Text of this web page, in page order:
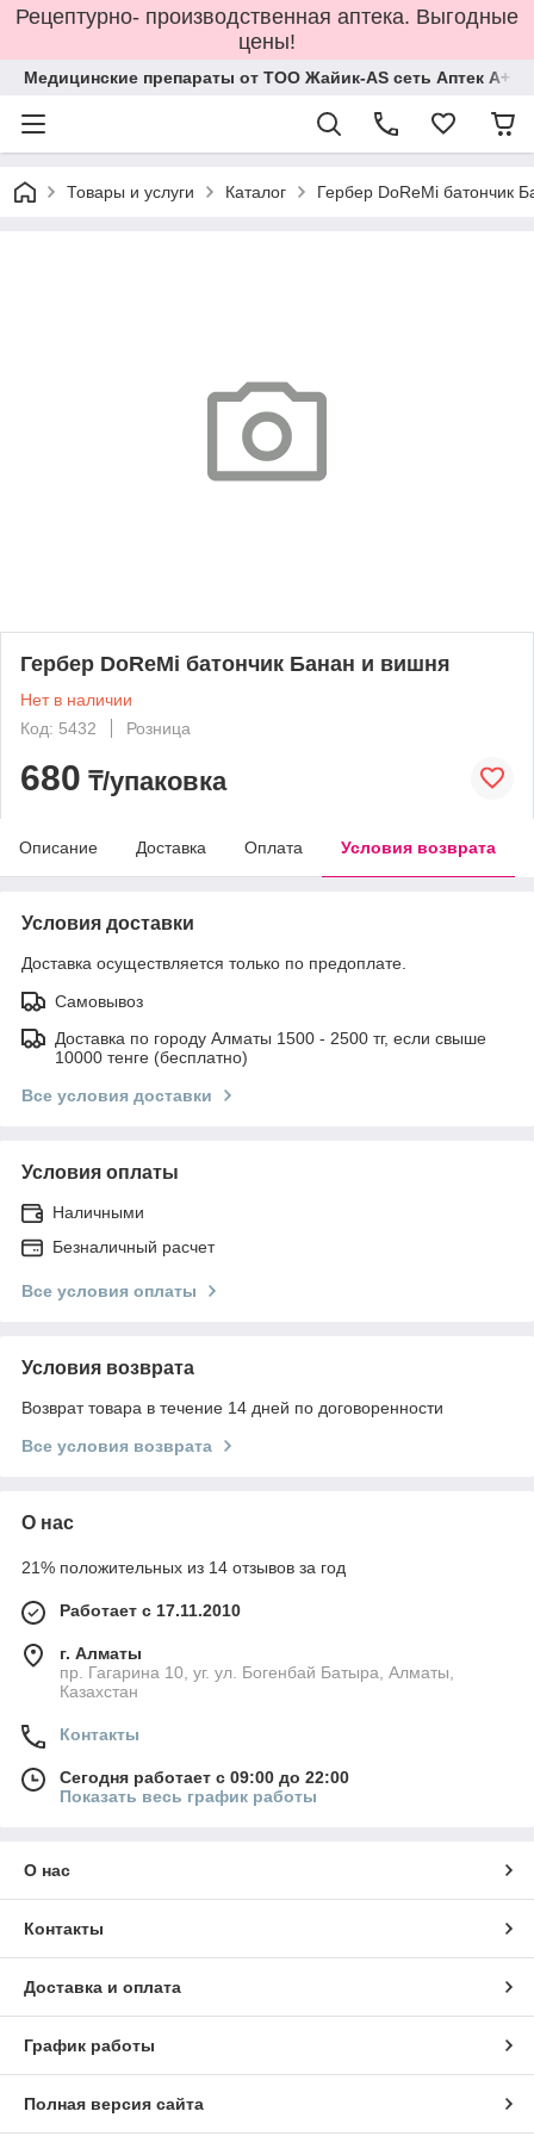
Рецептурно- производственная аптека. Выгодные
цены!
Медицинские препараты от ТОО Жайик-AS сеть Аптек А+
Товары и услуги Каталог Гербер DoReMi батончик
Гербер DoReMi батончик Банан и вишня
Нет в наличии
Код: 5432
Розница
680 ₸/упаковка
Описание Доставка Оплата Условия возврата
Условия доставки
Доставка осуществляется только по предоплате.
Самовывоз
Доставка по городу Алматы 1500 - 2500 тг, если свыше
10000 тенге (бесплатно)
Все условия доставки
Условия оплаты
Наличными
Безналичный расчет
Все условия оплаты
Условия возврата
Возврат товара в течение 14 дней по договоренности
Все условия возврата
О нас
21% положительных из 14 отзывов за год
Работает с 17.11.2010
г. Алматы
пр. Гагарина 10, уг. ул. Богенбай Батыра, Алматы,
Казахстан
Контакты
Сегодня работает с 09:00 до 22:00
Показать весь график работы
О нас
Контакты
Доставка и оплата
График работы
Полная версия сайта